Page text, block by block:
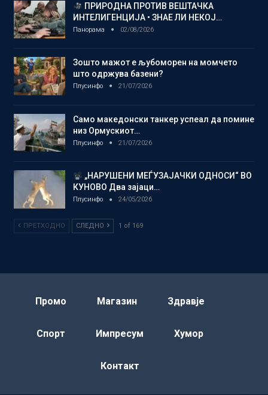
ПРИРОДНА ПРОТИВ ВЕШТАЧКА
ИНТЕЛИГЕНЦИЈА • ЗНАЕ ЛИ НЕКОЈ…
Панорама 02/08/2026
Зошто мажот е љубоморен на момчето
што одржува базени?
Плусинфо 21/07/2026
Само македонски танкер успеал да помине
низ Ормускиот…
Плусинфо 21/07/2026
„НАРУШЕНИ МЕЃУЗАЈАЧКИ ОДНОСИ“ ВО
КУНОВО Два зајаци…
Плусинфо 24/05/2026
ПРЕТХОДНО СЛЕДНО 1 of 169
Промо Магазин Здравје
Спорт Импресум Хумор
Контакт